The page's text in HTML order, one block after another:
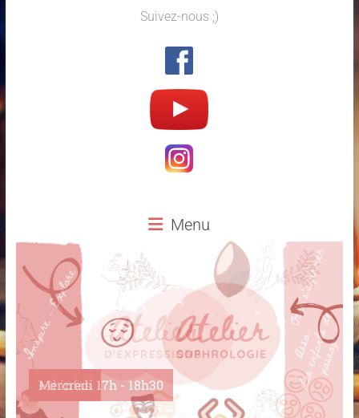
Suivez-nous ;)
Menu
Mercredi 17h - 18h30